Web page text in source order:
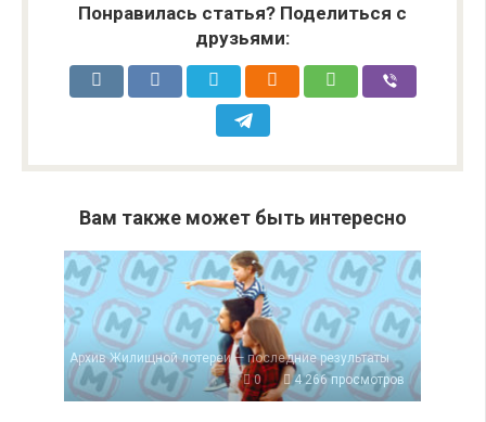
Понравилась статья? Поделиться с
друзьями:
Вам также может быть интересно
Архив Жилищной лотереи — последние результаты
0
4 266 просмотров